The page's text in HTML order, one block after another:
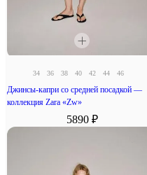
34 36 38 40 42 44 46
Джинсы-капри со средней посадкой —
коллекция Zara «Zw»
5890 ₽